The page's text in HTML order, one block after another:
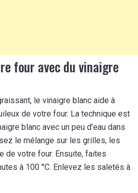
four avec du vinaigre
le vinaigre blanc aide à
de votre four. La technique est
blanc avec un peu d’eau dans
le mélange sur les grilles, les
de votre four. Ensuite, faites
à 100 °C. Enlevez les saletés à